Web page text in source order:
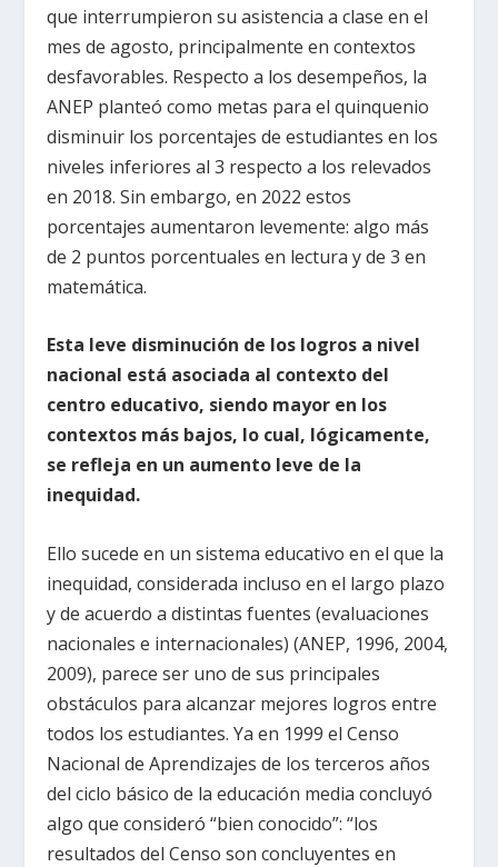
que interrumpieron su asistencia a clase en el
mes de agosto, principalmente en contextos
desfavorables. Respecto a los desempeños, la
ANEP planteó como metas para el quinquenio
disminuir los porcentajes de estudiantes en los
niveles inferiores al 3 respecto a los relevados
en 2018. Sin embargo, en 2022 estos
porcentajes aumentaron levemente: algo más
de 2 puntos porcentuales en lectura y de 3 en
matemática.
Esta leve disminución de los logros a nivel
nacional está asociada al contexto del
centro educativo, siendo mayor en los
contextos más bajos, lo cual, lógicamente,
se refleja en un aumento leve de la
inequidad.
Ello sucede en un sistema educativo en el que la
inequidad, considerada incluso en el largo plazo
y de acuerdo a distintas fuentes (evaluaciones
nacionales e internacionales) (ANEP, 1996, 2004,
2009), parece ser uno de sus principales
obstáculos para alcanzar mejores logros entre
todos los estudiantes. Ya en 1999 el Censo
Nacional de Aprendizajes de los terceros años
del ciclo básico de la educación media concluyó
algo que consideró “bien conocido”: “los
resultados del Censo son concluyentes en